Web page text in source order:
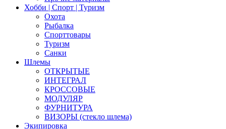
Хобби | Cпорт | Туризм
Охота
Рыбалка
Спорттовары
Туризм
Санки
Шлемы
ОТКРЫТЫЕ
ИНТЕГРАЛ
КРОССОВЫЕ
МОДУЛЯР
ФУРНИТУРА
ВИЗОРЫ (стекло шлема)
Экипировка